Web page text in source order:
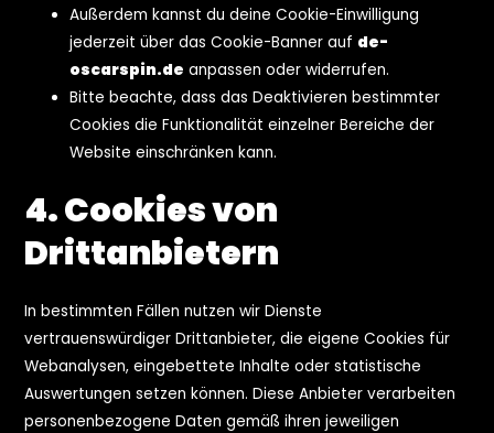
Außerdem kannst du deine Cookie-Einwilligung
jederzeit über das Cookie-Banner auf de-
oscarspin.de anpassen oder widerrufen.
Bitte beachte, dass das Deaktivieren bestimmter
Cookies die Funktionalität einzelner Bereiche der
Website einschränken kann.
4. Cookies von
Drittanbietern
In bestimmten Fällen nutzen wir Dienste
vertrauenswürdiger Drittanbieter, die eigene Cookies für
Webanalysen, eingebettete Inhalte oder statistische
Auswertungen setzen können. Diese Anbieter verarbeiten
personenbezogene Daten gemäß ihren jeweiligen